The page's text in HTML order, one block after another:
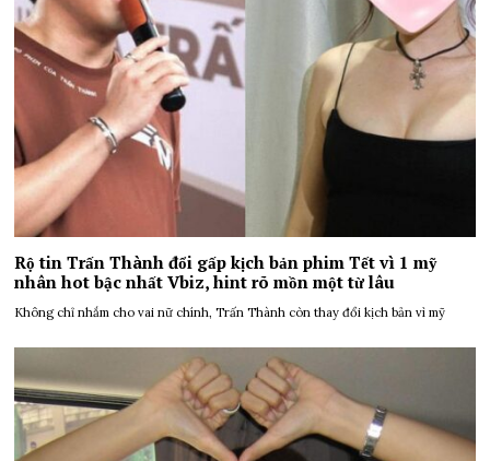
Rộ tin Trấn Thành đổi gấp kịch bản phim Tết vì 1 mỹ
nhân hot bậc nhất Vbiz, hint rõ mồn một từ lâu
Không chỉ nhắm cho vai nữ chính, Trấn Thành còn thay đổi kịch bản vì mỹ